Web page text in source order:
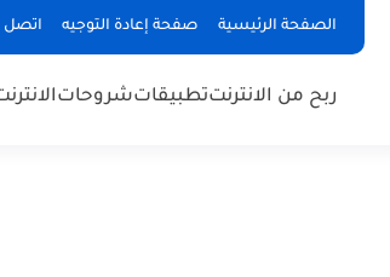
الصفحة الرئيسية صفحة إعادة التوجيه اتصل
ربح من الانترنتتطبيقاتشروحات